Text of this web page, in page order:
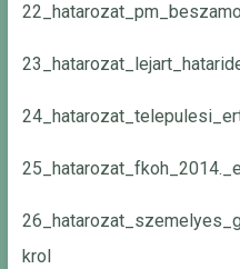
krol